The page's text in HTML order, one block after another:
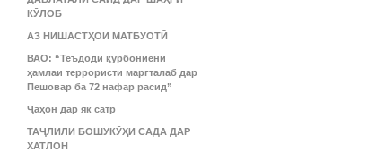
КӮЛОБ
АЗ НИШАСТҲОИ МАТБУОТӢ
ВАО: “Теъдоди қурбониёни
ҳамлаи террористи маргталаб дар
Пешовар ба 72 нафар расид”
Ҷаҳон дар як сатр
ТАҶЛИЛИ БОШУКӮҲИ САДА ДАР
ХАТЛОН